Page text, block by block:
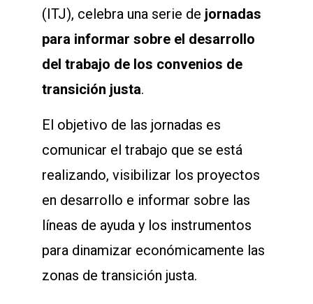
(ITJ), celebra una serie de jornadas
para informar sobre el desarrollo
del trabajo de los convenios de
transición justa.
El objetivo de las jornadas es
comunicar el trabajo que se está
realizando, visibilizar los proyectos
en desarrollo e informar sobre las
líneas de ayuda y los instrumentos
para dinamizar económicamente las
zonas de transición justa.